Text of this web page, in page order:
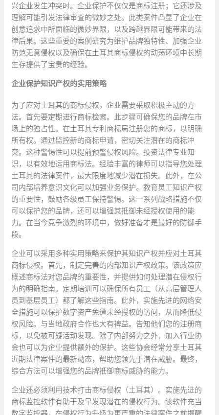
兴企业发生冲突时。企业保护不仅仅是商标注册；它还涉及
理解可能引发法律审查的微妙之处。此类案件凸显了企业在
创意追求中所面临的微妙界限，以及跨越界限可能带来的法
律后果。这些重要的案例研究为维护品牌独特性、加强企业
防范无意侵权以及确保在土耳其商标侵权的动荡环境中长期
生存提供了宝贵的经验。
企业保护知识产权的实用策略
为了应对土耳其的商标侵权，企业需要采取积极主动的方
法。首先要定期进行商标检索。此步骤可确保您的品牌在市
场上的独占性。在土耳其专利商标局注册您的商标，以明确
所有权。通过监控新的商标申请，密切关注潜在的商标冲
突。这种警惕性可以提前预警侵权风险。投资法律专业知
识，以有效地运用商标法。经验丰富的律师可以指导您处理
土耳其的法律案件，最大限度地减少潜在损失。此外，在公
司内部培养意识文化可以加强业务保护。教育员工知识产权
的重要性，鼓励各级员工保持警惕。这一系列战略措施不仅
可以保护您的品牌，还可以增强其抵御未经授权使用的能
力。在当今竞争激烈的环境中，做好准备才是最好的防御手
段。
企业可以采用多种实用策略来保护其知识产权并应对土耳其
商标侵权。首先，制定完善的内部知识产权政策。该政策应
概述商标法对您品牌的重要性，并提供如何处理潜在侵权行
为的明确指南。定期培训可以确保所有员工（从高层管理人
员到基层员工）都了解这些指南。此外，实施先进的网络安
全措施可以保护数字资产免遭未经授权的访问，从而降低侵
权风险。与当地政府合作也大有裨益。告知他们您的注册商
标，以免被可疑活动发现。除了内部努力之外，加入行业协
会也可以为企业提供额外的保护。这些协会经常分享土耳其
近期法律案件的最新动态，帮助您领先于潜在威胁。最终，
综合方法可以增强您的品牌抵御商标威胁的能力。
企业还必须利用技术打击商标侵权（土耳其）。实施先进的
商标监控软件有助于及早发现潜在的侵权行为。该软件充当